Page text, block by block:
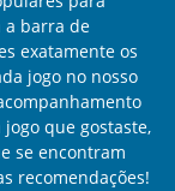
a barra de
exatamente os
jogo no nosso
que gostaste,
se encontram
recomendações!